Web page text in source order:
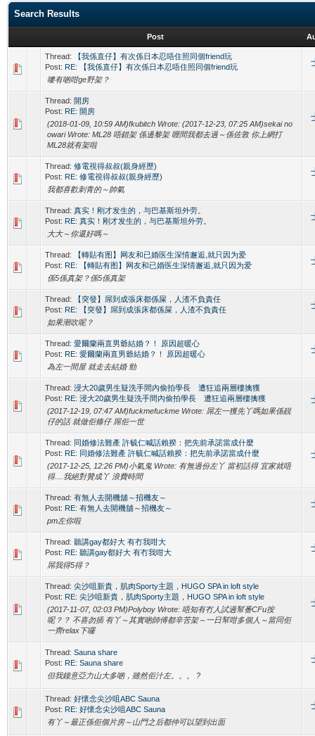
Search Results
Post
Thread:
【我係直仔】有次係日本忍唔住照同個friend玩
Post: RE: 【我係直仔】有次係日本忍唔住照同個friend玩
嘜有啲咁ge野架？
Thread: 開房
Post: RE: 開房
(2018-01-09, 10:59 AM)fkubitch Wrote: (2017-12-23, 07:25 AM)sekai no
owari Wrote: ML28 唔錯架 係邊黎架 喱間我都去過～係佐敦 你上網打
ML28就有架啦
Thread: 修電視得叔叔(親身經歷)
Post: RE: 修電視得叔叔(親身經歷)
我都喜歡刺青的～帥氣
Thread: 真实！刚才发生的，与巴基斯坦外劳。
Post: RE: 真实！刚才发生的，与巴基斯坦外劳。
大大～你還好嗎～
Thread:
【轉貼有图】网友和已婚医生深情邂逅,就只因为爱
Post: RE: 【轉貼有图】网友和已婚医生深情邂逅,就只因为爱
係5係真架？係5係真架
Thread:
【突發】屌到成張床都係屎，人渣不負責任
Post: RE: 【突發】屌到成張床都係屎，人渣不負責任
如果潮吹呢？
Thread: 愛爾蘭兩直男爺結婚？！ 原因超暖心
Post: RE: 愛爾蘭兩直男爺結婚？！ 原因超暖心
為左一間屋 就走去結婚 勁
Thread: 浸大20歲男生疑洗手間內偷拍學長 遭狂追兩層樓擒獲
Post: RE: 浸大20歲男生疑洗手間內偷拍學長 遭狂追兩層樓擒獲
(2017-12-19, 07:47 AM)fuckmefuckme Wrote: 屌左一獲先丫嗎如果係靚
仔的話 就做佢條仔 屌佢一世
Thread: 同婚修法難產 許毓仁喊話賴揆：把先前承諾當成什麼
Post: RE: 同婚修法難產 許毓仁喊話賴揆：把先前承諾當成什麼
(2017-12-25, 12:26 PM)小氣鬼 Wrote: 有無過份左丫 當初話得 宜家就唔
得....我絕對贊成丫 浪費時間
Thread: 有無人去開機舖～招機友～
Post: RE: 有無人去開機舖～招機友～
pm左你啦
Thread: 聽講gay都好大 有冇我咁大
Post: RE: 聽講gay都好大 有冇我咁大
屌我得5得？
Thread: 尖沙咀新貴，肌肉Sporty主題，HUGO SPA in loft style
Post: RE: 尖沙咀新貴，肌肉Sporty主題，HUGO SPA in loft style
(2017-11-07, 02:03 PM)Polyboy Wrote: 唔知有冇人試過幫番CFu按
呢？？ 不喜勿插 有丫～其實啲師傅都辛苦架～一日幫咁多個人～當同佢
一齊relax下囉
Thread: Sauna share
Post: RE: Sauna share
但我鐘意亞力山大多啲，雖然佢汁左。。。 ?
Thread: 好懷念尖沙咀ABC Sauna
Post: RE: 好懷念尖沙咀ABC Sauna
有丫～最正係佢個片房～山門之后都仲可以望到出面